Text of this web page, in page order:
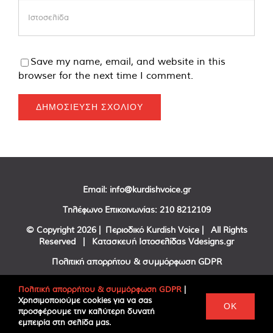
Save my name, email, and website in this
browser for the next time I comment.
Email: info@kurdishvoice.gr
Τηλέφωνο Επικοινωνίας: 210 8212109
© Copyright 2026 | Περιοδικό Kurdish Voice | All Rights
Reserved | Κατασκευή Ιστοσελίδας Vdesigns.gr
Πολιτική απορρήτου & συμμόρφωση GDPR
FacebookTwitter
Πολιτική απορρήτου & συμμόρφωση GDPR |
Χρησιμοποιούμε cookies για να σας
προσφέρουμε την καλύτερη δυνατή
εμπειρία στη σελίδα μας.
OK